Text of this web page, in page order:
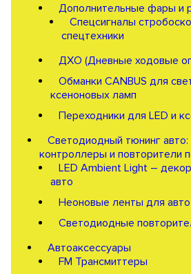
Дополнительные фары и
Спецсигналы
спецтехники
ДХО (Дневные ходовые
Обманки CANBUS для
ксеноновых ламп
Переходники для LED и
Светодиодный тюнинг
контроллеры и повторители
LED Ambient Light –
авто
Неоновые ленты для авто
Светодиодные
Автоаксессуары
FM Трансмиттеры